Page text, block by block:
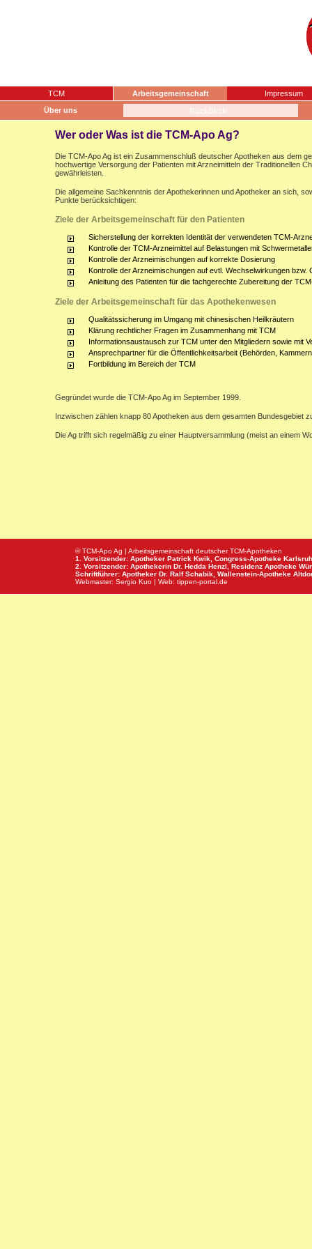
TCM Arbeitsgemeinschaft
Impressum
Über uns
Wer oder Was ist die TCM-Apo Ag?
Die TCM-Apo Ag ist ein Zusammenschluß deutscher Apotheken aus dem
hochwertige Versorgung der Patienten mit Arzneimitteln der Traditionellen
gewährleisten.
Die allgemeine Sachkenntnis der Apothekerinnen und Apotheker an sich,
Punkte berücksichtigen:
Ziele der Arbeitsgemeinschaft für den Patienten
Sicherstellung der korrekten Identität der verwendeten TCM-
Kontrolle der TCM-Arzneimittel auf Belastungen mit
Kontrolle der Arzneimischungen auf korrekte Dosierung
Kontrolle der Arzneimischungen auf evtl. Wechselwirkungen
Anleitung des Patienten für die fachgerechte Zubereitung der
Ziele der Arbeitsgemeinschaft für das Apothekenwesen
Qualitätssicherung im Umgang mit chinesischen Heilkräutern
Klärung rechtlicher Fragen im Zusammenhang mit TCM
Informationsaustausch zur TCM unter den Mitgliedern sowie mit
Ansprechpartner für die Öffentlichkeitsarbeit (Behörden,
Fortbildung im Bereich der TCM
Gegründet wurde die TCM-Apo Ag im September 1999.
Inzwischen zählen knapp 80 Apotheken aus dem gesamten Bundesgebiet
Die Ag trifft sich regelmäßig zu einer Hauptversammlung (meist an einem
© TCM-Apo Ag | Arbeitsgemeinschaft deutscher TCM-Apotheken
1. Vorsitzender: Apotheker Patrick Kwik, Congress-Apotheke
2. Vorsitzender: Apothekerin Dr. Hedda Henzl, Residenz Apotheke
Schriftführer: Apotheker Dr. Ralf Schabik, Wallenstein-Apotheke
Webmaster: Sergio Kuo | Web: tippen-portal.de